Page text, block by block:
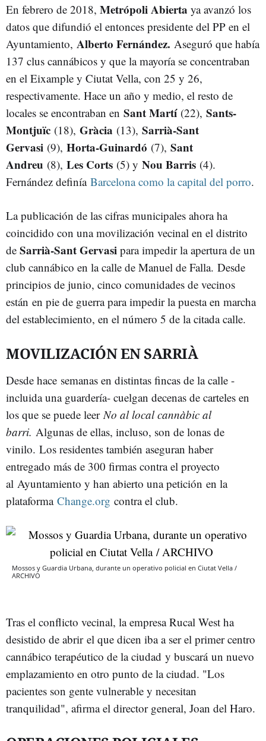
En febrero de 2018, Metrópoli Abierta ya avanzó los
datos que difundió el entonces presidente del PP en el
Ayuntamiento, Alberto Fernández. Aseguró que había
137 clus cannábicos y que la mayoría se concentraban
en el Eixample y Ciutat Vella, con 25 y 26,
respectivamente. Hace un año y medio, el resto de
locales se encontraban en Sant Martí (22), Sants-
Montjuïc (18), Gràcia (13), Sarrià-Sant
Gervasi (9), Horta-Guinardó (7), Sant
Andreu (8), Les Corts (5) y Nou Barris (4).
Fernández definía Barcelona como la capital del porro.
La publicación de las cifras municipales ahora ha
coincidido con una movilización vecinal en el distrito
de Sarrià-Sant Gervasi para impedir la apertura de un
club cannábico en la calle de Manuel de Falla. Desde
principios de junio, cinco comunidades de vecinos
están en pie de guerra para impedir la puesta en marcha
del establecimiento, en el número 5 de la citada calle.
MOVILIZACIÓN EN SARRIÀ
Desde hace semanas en distintas fincas de la calle -
incluida una guardería- cuelgan decenas de carteles en
los que se puede leerNo al local cannàbic al
barri. Algunas de ellas, incluso, son de lonas de
vinilo. Los residentes también aseguran haber
entregado más de 300 firmas contra el proyecto
al Ayuntamiento y han abierto una petición en la
plataforma Change.org contra el club.
Mossos y Guardia Urbana, durante un operativo policial en Ciutat Vella /
ARCHIVO
Tras el conflicto vecinal, la empresa Rucal West ha
desistido de abrir el que dicen iba a ser el primer centro
cannábico terapéutico de la ciudad y buscará un nuevo
emplazamiento en otro punto de la ciudad. "Los
pacientes son gente vulnerable y necesitan
tranquilidad", afirma el director general, Joan del Haro.